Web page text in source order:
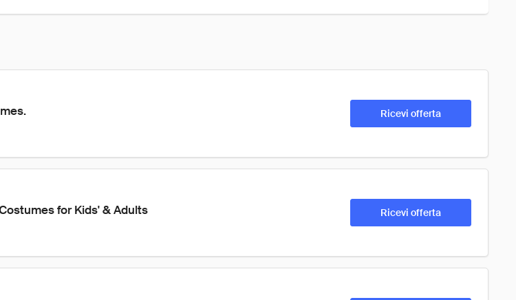
Ricevi offerta
for Kids' & Adults Ricevi offerta